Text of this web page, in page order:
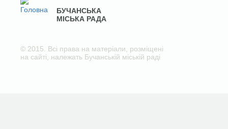
БУЧАНСЬКА
МІСЬКА РАДА
© 2015. Всі права на матеріали, розміщені
на сайті, належать Бучанській міській раді